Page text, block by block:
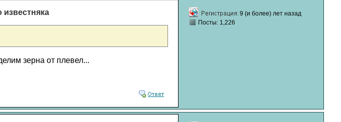
зерна от плевел...
9 (и более) лет назад
Посты: 1,226